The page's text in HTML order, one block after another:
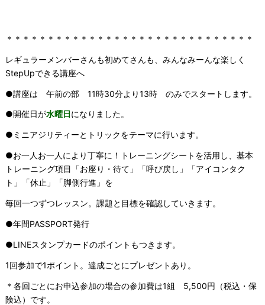
＊＊＊＊＊＊＊＊＊＊＊＊＊＊＊＊＊＊＊＊＊＊＊＊＊＊＊＊＊＊
レギュラーメンバーさんも初めてさんも、みんなみーんな楽しく
StepUpできる講座へ
●講座は 午前の部 11時30分より13時 のみでスタートします。
●開催日が水曜日 になりました。
●ミニアジリティーとトリックをテーマに行います。
●お一人お一人により丁寧に！トレーニングシートを活用し、基本
トレーニング項目「お座り・待て」「呼び戻し」「アイコンタク
ト」「休止」「脚側行進」を
毎回一つずつレッスン。課題と目標を確認していきます。
●年間PASSPORT発行
●LINEスタンプカードのポイントもつきます。
1回参加で1ポイント。達成ごとにプレゼントあり。
＊各回ごとにお申込参加の場合の参加費は1組 5,500円（税込・保
険込）です。